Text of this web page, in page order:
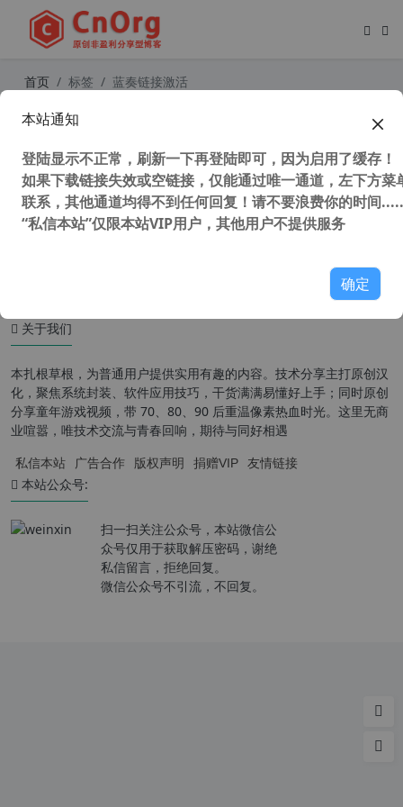
首页 标签 蓝奏链接激活
云失效、链接打不开的问题
关于我们
本扎根草根，为普通用户提供实用有趣的内容。技术分享主打原创汉
化，聚焦系统封装、软件应用技巧，干货满满易懂好上手；同时原创
分享童年游戏视频，带 70、80、90 后重温像素热血时光。这里无商
业喧嚣，唯技术交流与青春回响，期待与同好相遇
私信本站 广告合作 版权声明 捐赠VIP 友情链接
本站公众号:
扫一扫关注公众号，本站微信公
众号仅用于获取解压密码，谢绝
私信留言，拒绝回复。
微信公众号不引流，不回复。
本站通知
登陆显示不正常，刷新一下再登陆即可，因为启用了缓存！
如果下载链接失效或空链接，仅能通过唯一通道，左下方菜
联系，其他通道均得不到任何回复！请不要浪费你的时间
“私信本站”仅限本站VIP用户，其他用户不提供服务
确定